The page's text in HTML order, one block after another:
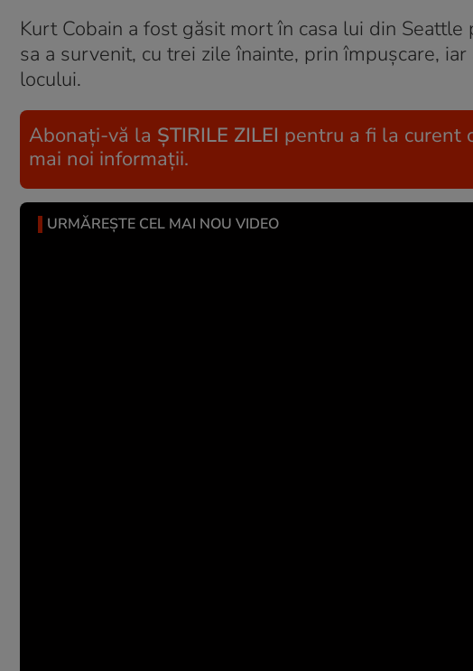
Kurt Cobain a fost găsit mort în casa lui din
sa a survenit, cu trei zile înainte, prin împuşcare,
locului.
Abonați-vă la ȘTIRILE ZILEI pentru a fi la curent
mai noi informații.
URMĂREȘTE CEL MAI NOU VIDEO